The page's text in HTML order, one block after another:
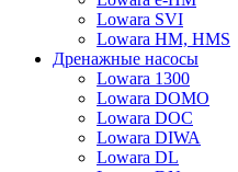
Lowara SVI
Lowara HM, HMS
Дренажные насосы
Lowara 1300
Lowara DOMO
Lowara DOC
Lowara DIWA
Lowara DL